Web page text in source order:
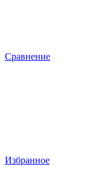
Сравнение
Избранное